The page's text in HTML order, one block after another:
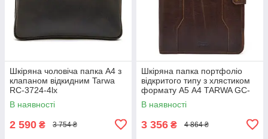
Шкіряна чоловіча папка А4 з
клапаном відкидним Tarwa
RC-3724-4lx
В наявності
2 590 ₴ 3 754 ₴
Шкіряна папка портфоліо
відкритого типу з хлястиком
формату А5 А4 TARWA GC-
2141-4lx
В наявності
3 356 ₴ 4 864 ₴